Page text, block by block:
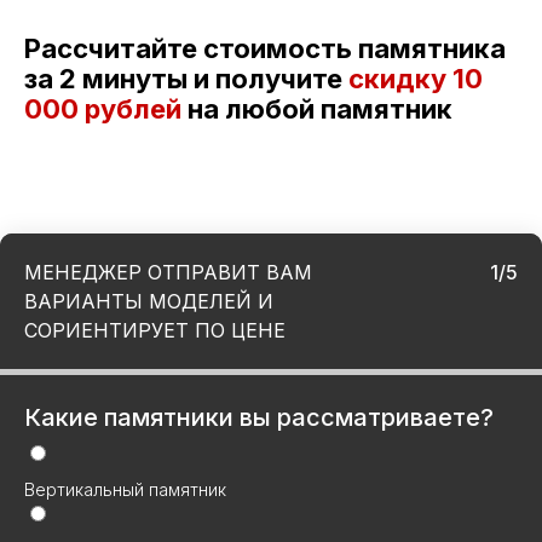
Рассчитайте стоимость памятника
за 2 минуты и получите скидку 10
000 рублей на любой памятник
МЕНЕДЖЕР ОТПРАВИТ ВАМ
ВАРИАНТЫ МОДЕЛЕЙ И
СОРИЕНТИРУЕТ ПО ЦЕНЕ
1/5
Какие памятники вы рассматриваете?
Вертикальный памятник